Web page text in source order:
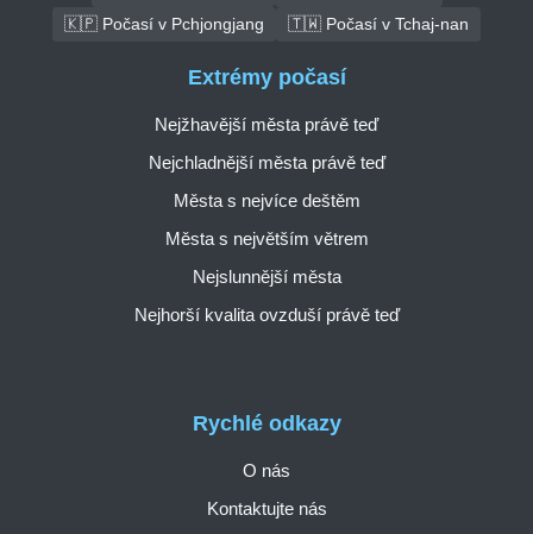
🇰🇵 Počasí v Pchjongjang
🇹🇼 Počasí v Tchaj-nan
Rychlé odkazy
O nás
Kontaktujte nás
Extrémy počasí
Nejžhavější města právě teď
Nejchladnější města právě teď
Města s nejvíce deštěm
Města s největším větrem
Nejslunnější města
Nejhorší kvalita ovzduší právě teď